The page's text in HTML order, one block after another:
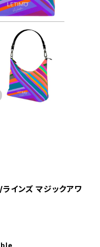
インズ マジックアワ